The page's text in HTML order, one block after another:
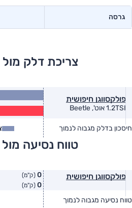
גרסה
צריכת דלק מול
פולקסווגן חיפושית
1.2TSI אוט', Beetle
חיסכון בדלק מגבוה לנמוך
טווח נסיעה
פולקסווגן חיפושית 0 (ק"מ)
0 (ק"מ)
טווח נסיעה מגבוה לנמוך